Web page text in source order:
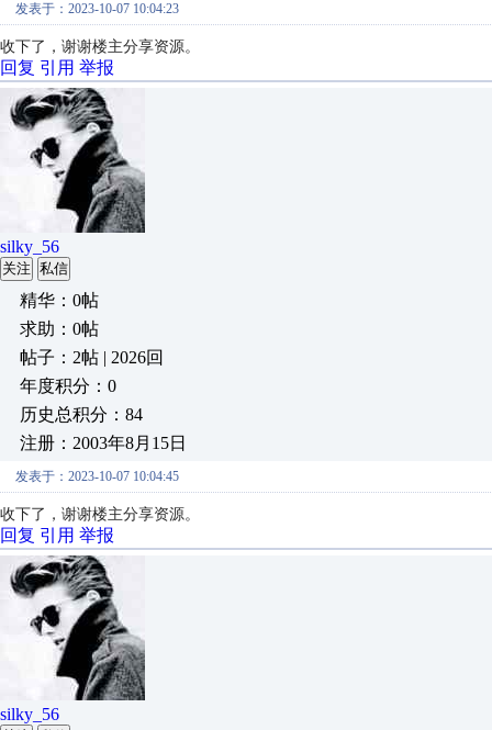
发表于：2023-10-07 10:04:23
收下了， 谢谢楼主分享资源。
回复 引用 举报
silky_56
关注 私信
精华：0帖
求助：0帖
帖子：2帖 | 2026回
年度积分：0
历史总积分：84
注册：2003年8月15日
发表于：2023-10-07 10:04:45
收下了， 谢谢楼主分享资源。
回复 引用 举报
silky_56